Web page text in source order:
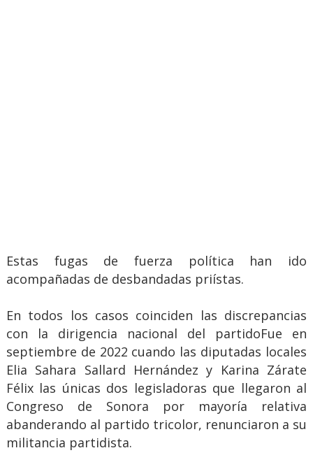
Estas fugas de fuerza política han ido
acompañadas de desbandadas priístas.
En todos los casos coinciden las discrepancias
con la dirigencia nacional del partidoFue en
septiembre de 2022 cuando las diputadas locales
Elia Sahara Sallard Hernández y Karina Zárate
Félix las únicas dos legisladoras que llegaron al
Congreso de Sonora por mayoría relativa
abanderando al partido tricolor, renunciaron a su
militancia partidista.